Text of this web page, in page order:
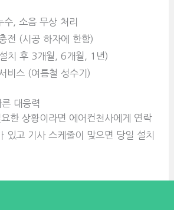
수, 소음 무상 처리
전 (시공 하자에 한함)
치 후 3개월, 6개월, 1년)
비스 (여름철 성수기)
대응력
한 상황이라면 에어컨천사에게 연락
있고 기사 스케줄이 맞으면 당일 설치